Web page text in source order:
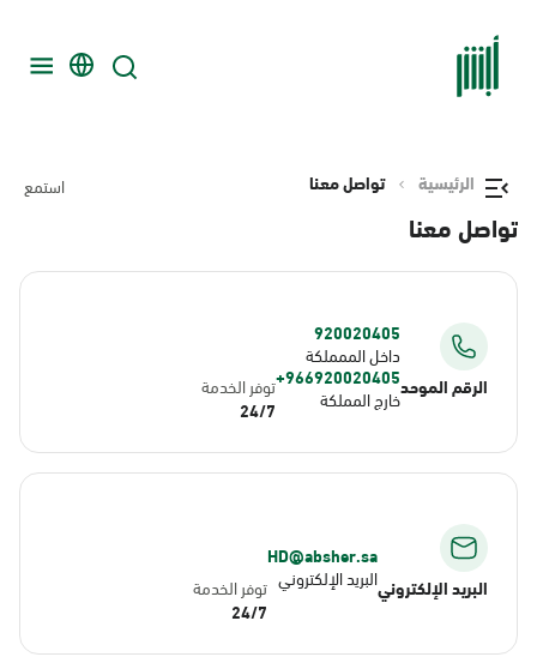
الرئيسية تواصل معنا استمع
تواصل معنا
الرقم الموحد
920020405
داخل الممملكة
966920020405+
خارج المملكة توفر الخدمة
24/7
البريد الإلكتروني
HD@absher.sa
البريد الإلكتروني توفر الخدمة
24/7